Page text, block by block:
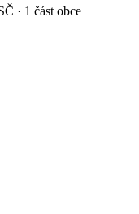
· 1 část obce